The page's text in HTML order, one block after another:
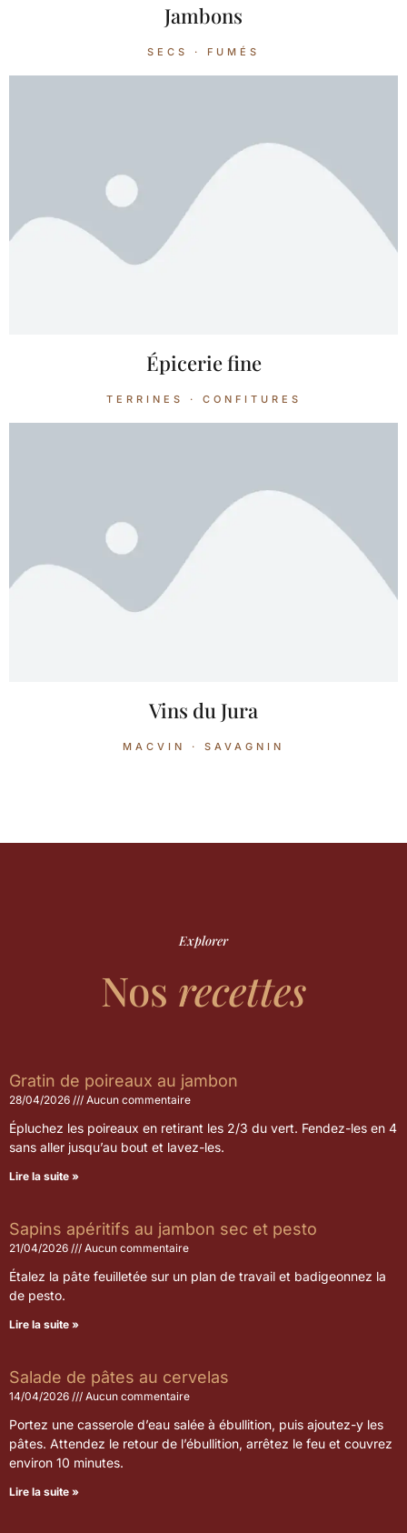
Jambons
SECS · FUMÉS
Épicerie fine
TERRINES · CONFITURES
Vins du Jura
MACVIN · SAVAGNIN
Explorer
Nos recettes
Gratin de poireaux au jambon
28/04/2026 Aucun commentaire
Épluchez les poireaux en retirant les 2/3 du vert. Fendez-les en 4
sans aller jusqu’au bout et lavez-les.
Lire la suite »
Sapins apéritifs au jambon sec et pesto
21/04/2026 Aucun commentaire
Étalez la pâte feuilletée sur un plan de travail et badigeonnez la
de pesto.
Lire la suite »
Salade de pâtes au cervelas
14/04/2026 Aucun commentaire
Portez une casserole d’eau salée à ébullition, puis ajoutez-y les
pâtes. Attendez le retour de l’ébullition, arrêtez le feu et couvrez
environ 10 minutes.
Lire la suite »